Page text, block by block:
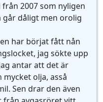
från 2007 som nyligen
dåligt men orolig
har börjat fått nån
jag sökte upp
antar att det är
olja, asså
Sen drar den även